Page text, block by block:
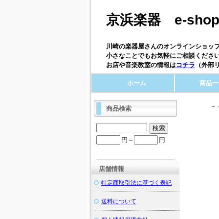
京浜楽器 e-shop
川崎の楽器屋さんのオンラインショッ
小さなことでもお気軽にご相談くださ
お店や音楽教室の情報はコチラ （外部
ホーム 商品
商品検索
円～ 円
店舗情報
特定商取引法に基づく表記
送料について